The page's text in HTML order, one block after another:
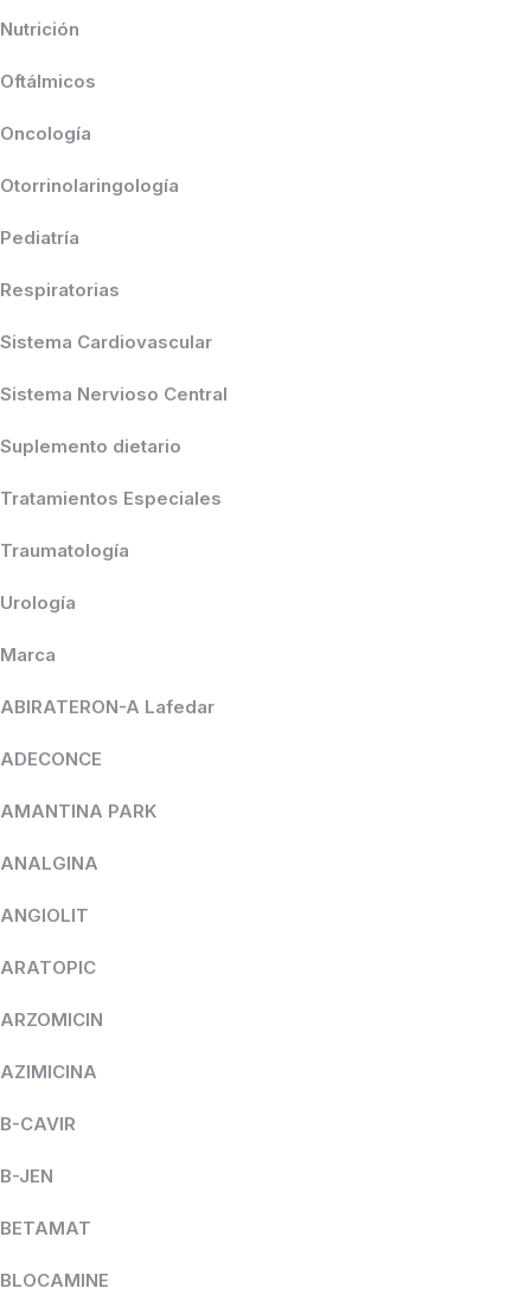
Nutrición
Oftálmicos
Oncología
Otorrinolaringología
Pediatría
Respiratorias
Sistema Cardiovascular
Sistema Nervioso Central
Suplemento dietario
Tratamientos Especiales
Traumatología
Urología
Marca
ABIRATERON-A Lafedar
ADECONCE
AMANTINA PARK
ANALGINA
ANGIOLIT
ARATOPIC
ARZOMICIN
AZIMICINA
B-CAVIR
B-JEN
BETAMAT
BLOCAMINE